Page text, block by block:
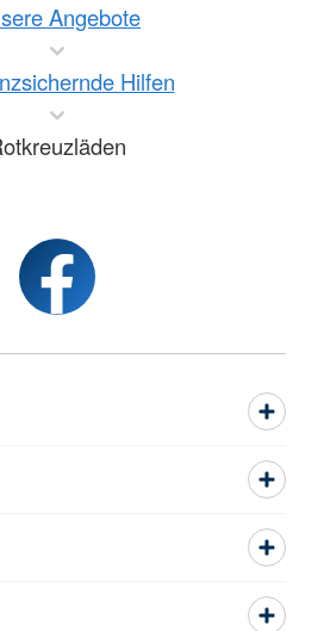
Angebote
Hilfen